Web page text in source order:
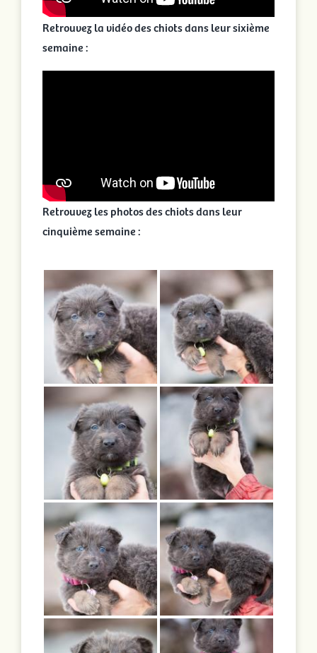
Retrouvez la vidéo des chiots dans leur sixième
semaine :
Retrouvez les photos des chiots dans leur
cinquième semaine :